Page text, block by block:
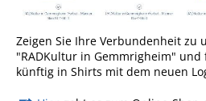
Zeigen Sie Ihre Verbundenheit zu
"RADKultur in Gemmrigheim"
künftig in Shirts mit dem neuen